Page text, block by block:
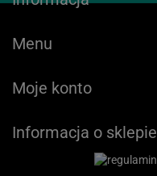
Menu
Moje konto
Informacja o sklepie